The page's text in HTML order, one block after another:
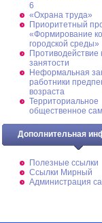
6
«Охрана труда»
Приоритетный
«Формирование
городской среды»
Противодействие
занятости
Неформальная
работники
возраста
Территориальное
общественное
Дополнительная
Полезные ссылки
Ссылки Мирный
Администрация